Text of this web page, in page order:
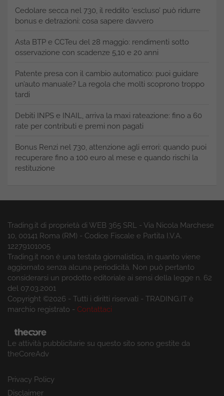
Cedolare secca nel 730, il reddito ‘escluso’ può ridurre
bonus e detrazioni: cosa sapere davvero
Asta BTP e CCTeu del 28 maggio: rendimenti sotto
osservazione con scadenze 5,10 e 20 anni
Patente presa con il cambio automatico: puoi guidare
un’auto manuale? La regola che molti scoprono troppo
tardi
Debiti INPS e INAIL, arriva la maxi rateazione: fino a 60
rate per contributi e premi non pagati
Bonus Renzi nel 730, attenzione agli errori: quando puoi
recuperare fino a 100 euro al mese e quando rischi la
restituzione
Trading.it di proprietà di WEB 365 SRL - Via Nicola Marchese
10, 00141 Roma (RM) - Codice Fiscale e Partita I.V.A.
12279101005
Trading.it non è una testata giornalistica, in quanto viene
aggiornato senza alcuna periodicità. Non può pertanto
considerarsi un prodotto editoriale ai sensi della legge n. 62
del 07.03.2001
Copyright ©2026 - Tutti i diritti riservati - TRADING.IT è
marchio registrato - Contattaci
Le attività pubblicitarie su questo sito sono gestite da
theCoreAdv
Privacy Policy
Disclaimer